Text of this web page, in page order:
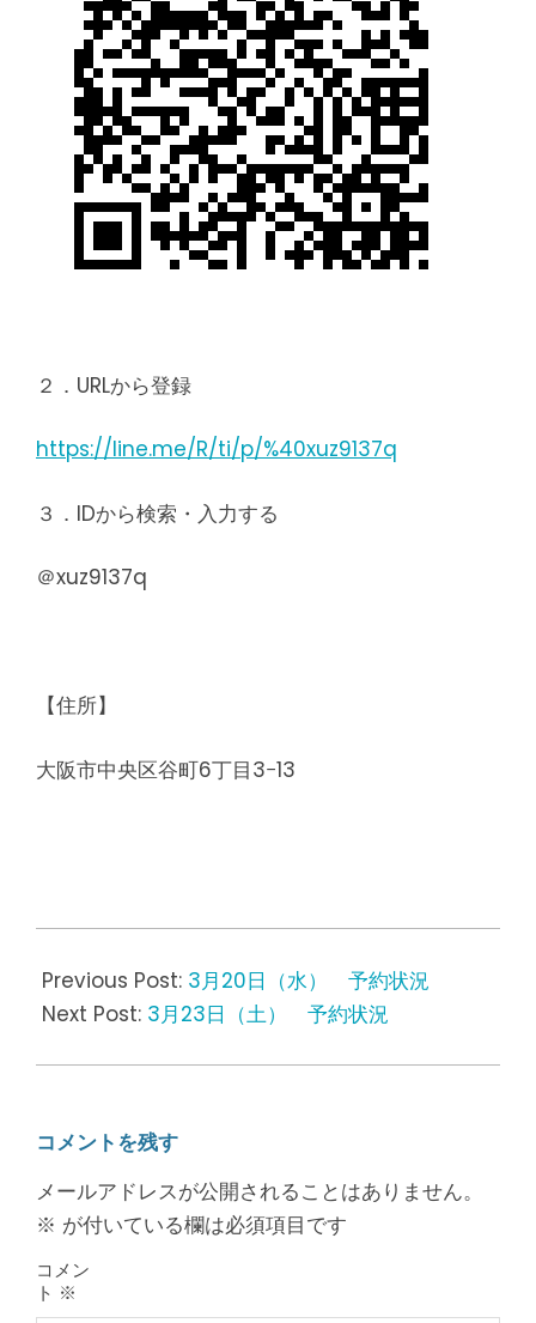
２．URLから登録
https://line.me/R/ti/p/%40xuz9137q
３．IDから検索・入力する
＠xuz9137q
【住所】
大阪市中央区谷町6丁目3−13
03-
22
Previous Post: 3月20日（水） 予約状況
Next Post: 3月23日（土） 予約状況
コメントを残す
メールアドレスが公開されることはありません。
※ が付いている欄は必須項目です
コメン
ト ※